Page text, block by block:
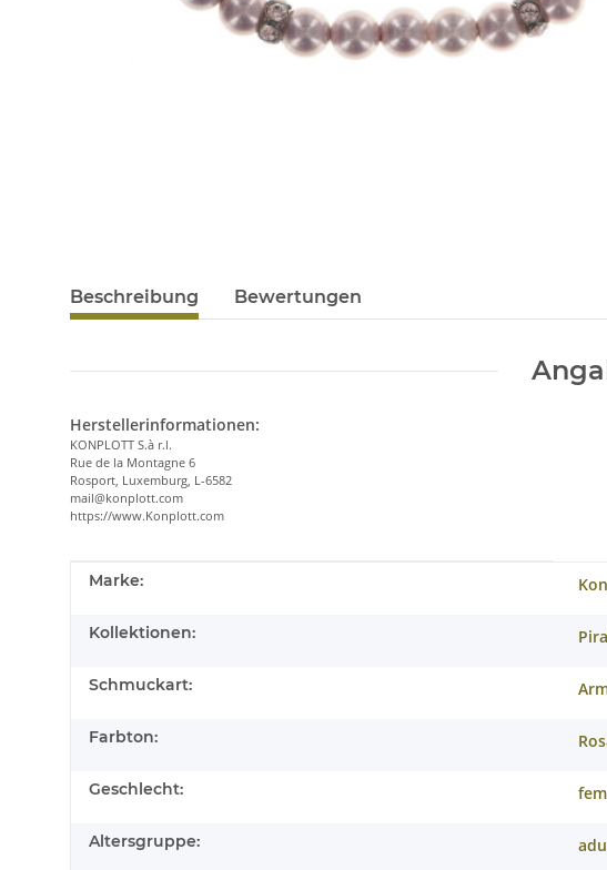
Beschreibung Bewertungen
Herstellerinformationen:
KONPLOTT S.à r.l.
Rue de la Montagne 6
Rosport, Luxemburg, L-6582
mail@konplott.com
https://www.Konplott.com
Produkteigenschaft
Wert
Marke:
Kollektionen:
Schmuckart:
Farbton:
Geschlecht:
Altersgruppe: